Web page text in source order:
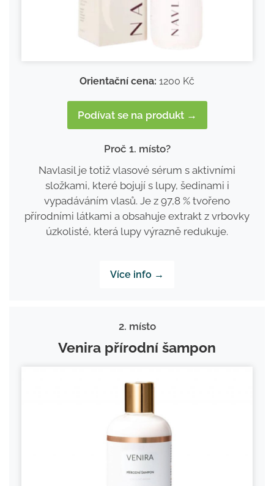
Orientační cena: 1200 Kč
Podívat se na produkt →
Proč 1. místo?
Navlasil je totiž vlasové sérum s aktivními
složkami, které bojují s lupy, šedinami i
vypadáváním vlasů. Je z 97,8 % tvořeno
přírodními látkami a obsahuje extrakt z vrbovky
úzkolisté, která lupy výrazně redukuje.
Více info →
2. místo
Venira přírodní šampon